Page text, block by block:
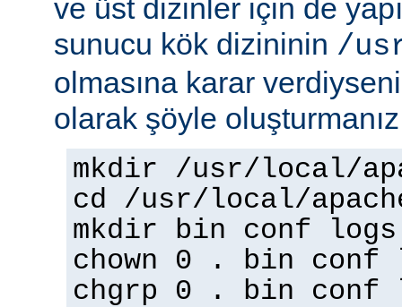
ve üst dizinler için de
sunucu kök dizininin /
olmasına karar
olarak şöyle
mkdir /usr/local/
cd /usr/local/
mkdir bin conf logs
chown 0 . bin conf
chgrp 0 . bin conf